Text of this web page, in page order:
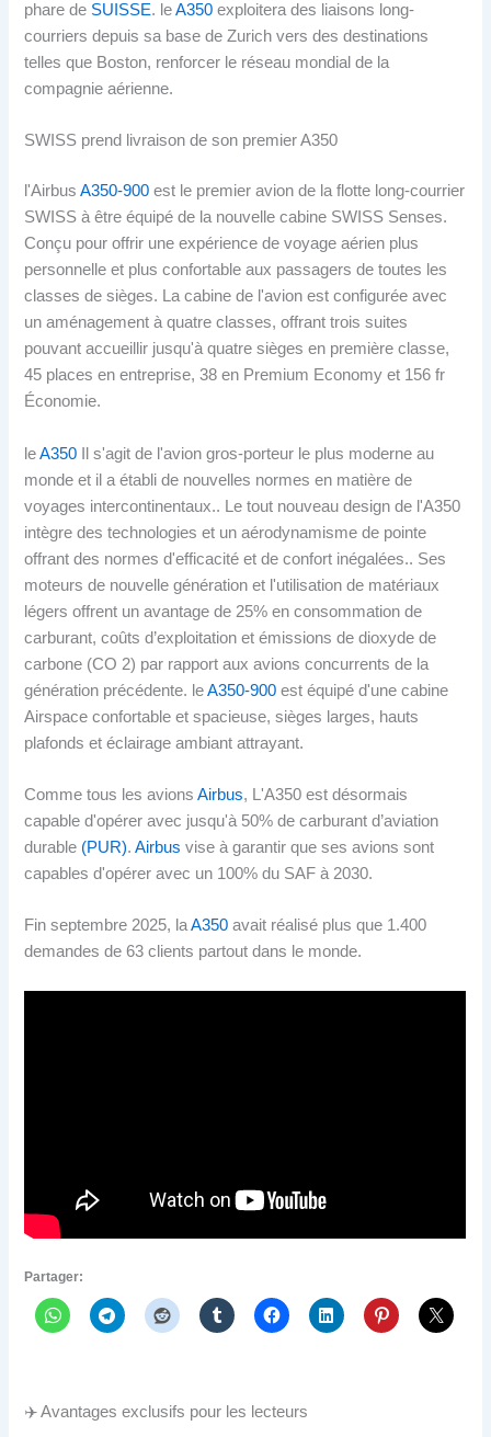
phare de SUISSE. leA350 exploitera des liaisons long-
courriers depuis sa base de Zurich vers des destinations
telles que Boston, renforcer le réseau mondial de la
compagnie aérienne.
SWISS prend livraison de son premier A350
l'AirbusA350-900 est le premier avion de la flotte long-courrier
SWISS à être équipé de la nouvelle cabine SWISS Senses.
Conçu pour offrir une expérience de voyage aérien plus
personnelle et plus confortable aux passagers de toutes les
classes de sièges. La cabine de l'avion est configurée avec
un aménagement à quatre classes, offrant trois suites
pouvant accueillir jusqu'à quatre sièges en première classe,
45 places en entreprise, 38 en Premium Economy et 156 fr
Économie.
leA350 Il s'agit de l'avion gros-porteur le plus moderne au
monde et il a établi de nouvelles normes en matière de
voyages intercontinentaux.. Le tout nouveau design de l'A350
intègre des technologies et un aérodynamisme de pointe
offrant des normes d'efficacité et de confort inégalées.. Ses
moteurs de nouvelle génération et l'utilisation de matériaux
légers offrent un avantage de 25% en consommation de
carburant, coûts d’exploitation et émissions de dioxyde de
carbone (CO 2) par rapport aux avions concurrents de la
génération précédente. leA350-900 est équipé d'une cabine
Airspace confortable et spacieuse, sièges larges, hauts
plafonds et éclairage ambiant attrayant.
Comme tous les avionsAirbus, L'A350 est désormais
capable d'opérer avec jusqu'à 50% de carburant d’aviation
durable (PUR).Airbus vise à garantir que ses avions sont
capables d'opérer avec un 100% du SAF à 2030.
Fin septembre 2025, laA350 avait réalisé plus que 1.400
demandes de 63 clients partout dans le monde.
Partager:
✈️ Avantages exclusifs pour les lecteurs